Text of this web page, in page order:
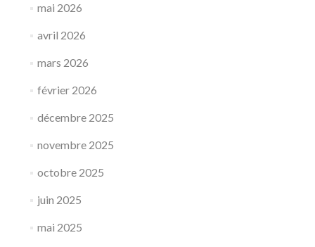
mai 2026
avril 2026
mars 2026
février 2026
décembre 2025
novembre 2025
octobre 2025
juin 2025
mai 2025